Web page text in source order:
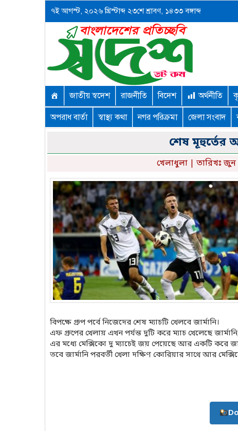
৭ই আগস্ট, ২০২৬ খ্রিস্টাব্দ ২৩শে শ্রাবণ, ১৪৩৩ বঙ্গাব্দ
জাতীয় স্বদেশ রাজনীতি বিদেশ অর্থনীতি
অপরাধ বার্তা স্বাস্থ্য কথা নগর পরিক্রমা জেলা সংবাদ
শেষ মূহুর্তের
খেলাধুলা | তারিখঃ
বিপক্ষে গ্রুপ পর্বে নিজেদের শেষ ম্যাচটি খেলবে জার্মানি।
এফ গ্রুপের খেলায় এখন পর্যন্ত দুটি করে ম্যাচ খেলেছে
এর মধ্যে মেক্সিকো দু ম্যাচেই জয় পেয়েছে আর একটি করে
তবে জার্মানি পরবর্তী খেলা দক্ষিণ কোরিয়ার সাথে আর